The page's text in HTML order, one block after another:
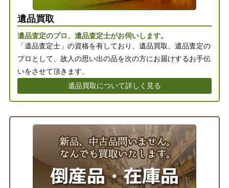
遺品買取
遺品査定のプロ、遺品査定士がお伺いします。
「遺品査定士」の資格を有しており、遺品買取、遺品査定の
プロとして、故人の思い出の品を次の方にお届けするお手伝
いをさせて頂きます。
遺品買取について詳しく見る